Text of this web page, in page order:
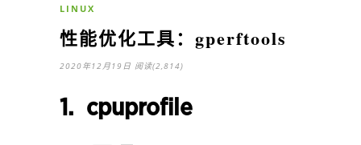
LINUX
性能优化工具：gperftools
2020年12月19日 阅读(2,814)
1. cpuprofile